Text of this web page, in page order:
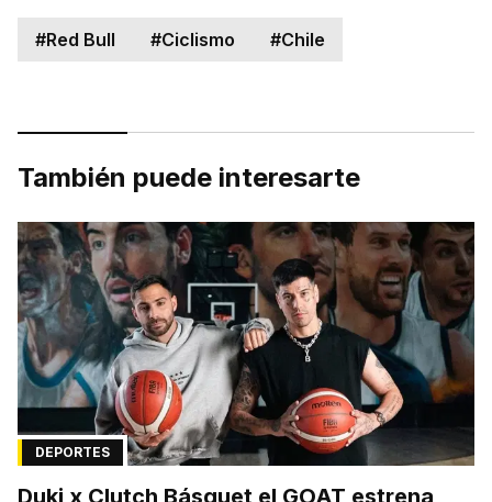
#Red Bull #Ciclismo #Chile
También puede interesarte
DEPORTES
Duki x Clutch Básquet el GOAT estrena